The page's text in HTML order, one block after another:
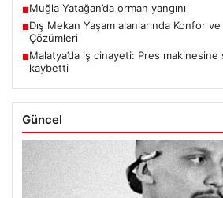
■Muğla Yatağan’da orman yangını
■Dış Mekan Yaşam alanlarında Konfor
Çözümleri
■Malatya’da iş cinayeti: Pres makinesine
kaybetti
Güncel